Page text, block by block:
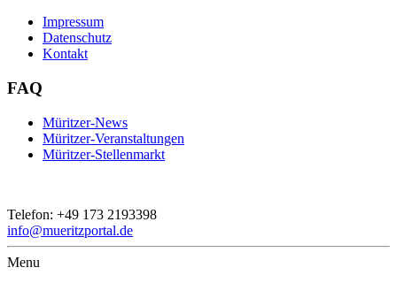
Impressum
Datenschutz
Kontakt
FAQ
Müritzer-News
Müritzer-Veranstaltungen
Müritzer-Stellenmarkt
Telefon: +49 173 2193398
info@mueritzportal.de
Menu